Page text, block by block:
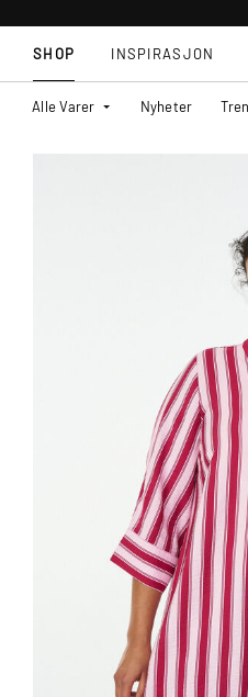
SHOP
Alle Varer Nyheter
INSPIRASJON